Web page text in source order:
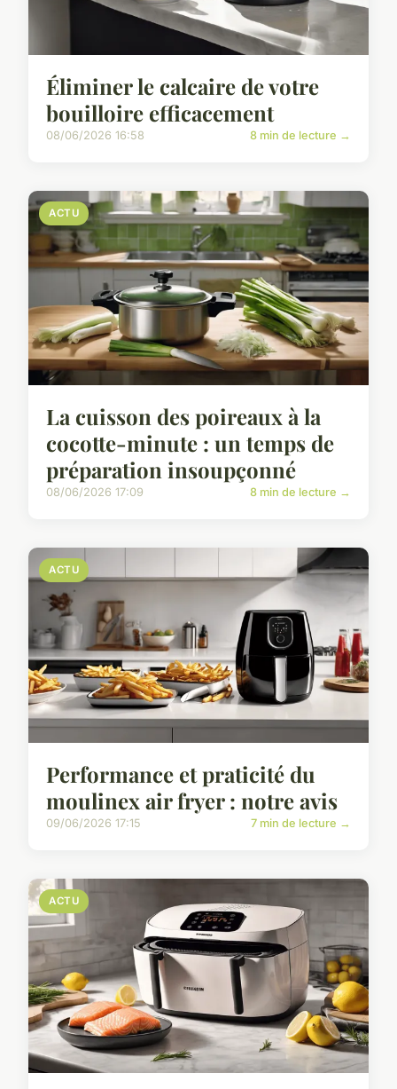
Éliminer le calcaire de votre
bouilloire efficacement
08/06/2026 16:58 8 min de lecture →
ACTU
La cuisson des poireaux à la
cocotte-minute : un temps de
préparation insoupçonné
08/06/2026 17:09 8 min de lecture →
ACTU
Performance et praticité du
moulinex air fryer : notre avis
09/06/2026 17:15 7 min de lecture →
ACTU